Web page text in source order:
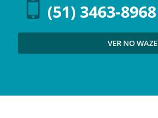
(51) 3463-8968
VER NO WAZE